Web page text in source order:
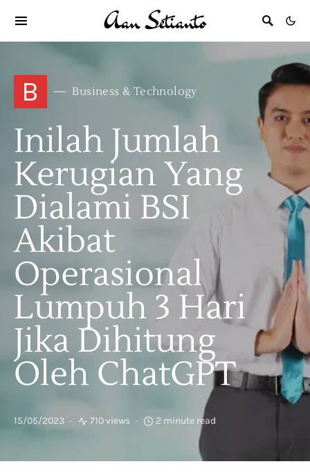
B Business & Technology
Inilah Jumlah
Kerugian Yang
Dialami BSI
Akibat
Operasional
Lumpuh 3 Hari
Jika Dihitung
Oleh ChatGPT
15/05/2023 710 views 2 minute read